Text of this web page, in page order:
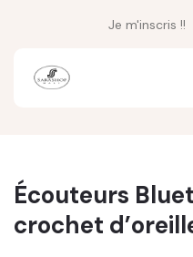
Je m'inscris !!
Écouteurs
crochet